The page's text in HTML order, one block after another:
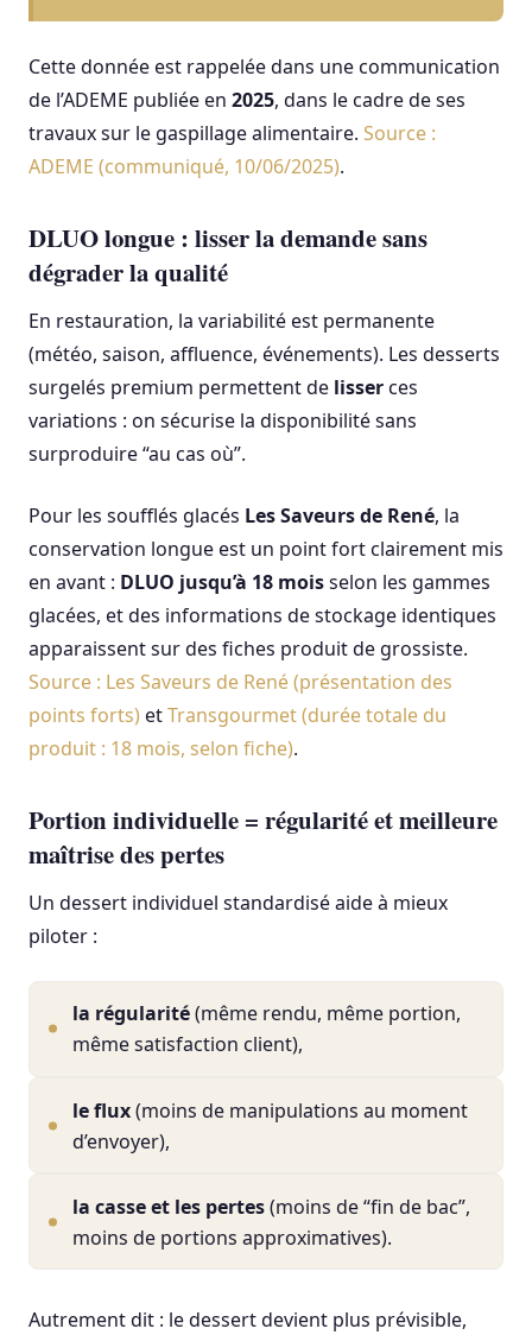
Cette donnée est rappelée dans une communication
de l’ADEME publiée en 2025, dans le cadre de ses
travaux sur le gaspillage alimentaire. Source :
ADEME (communiqué, 10/06/2025).
DLUO longue : lisser la demande sans
dégrader la qualité
En restauration, la variabilité est permanente
(météo, saison, affluence, événements). Les desserts
surgelés premium permettent de lisserces
variations : on sécurise la disponibilité sans
surproduire “au cas où”.
Pour les soufflés glacés Les Saveurs de René, la
conservation longue est un point fort clairement mis
en avant : DLUO jusqu’à 18 moisselon les gammes
glacées, et des informations de stockage identiques
apparaissent sur des fiches produit de grossiste.
Source : Les Saveurs de René (présentation des
points forts) etTransgourmet (durée totale du
produit : 18 mois, selon fiche).
Portion individuelle = régularité et meilleure
maîtrise des pertes
Un dessert individuel standardisé aide à mieux
piloter :
la régularité(même rendu, même portion,
même satisfaction client),
le flux(moins de manipulations au moment
d’envoyer),
la casse et les pertes(moins de “fin de bac”,
moins de portions approximatives).
Autrement dit : le dessert devient plus prévisible,